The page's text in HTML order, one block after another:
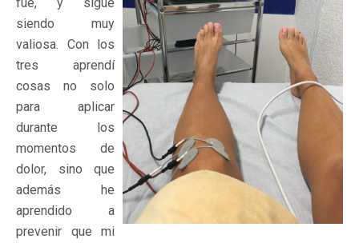
siendo muy
valiosa. Con los
tres aprendí
cosas no solo
para aplicar
durante los
momentos de
dolor, sino que
además he
aprendido a
prevenir que mi